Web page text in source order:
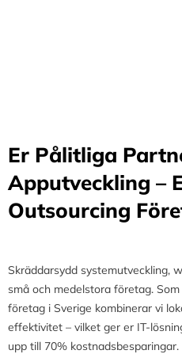
Er Pålitliga
Apputveckling –
Outsourcing
Skräddarsydd systemutveckling,
små och medelstora företag.
företag i Sverige kombinerar vi
effektivitet – vilket ger er IT-
upp till 70% kostnadsbesparingar.